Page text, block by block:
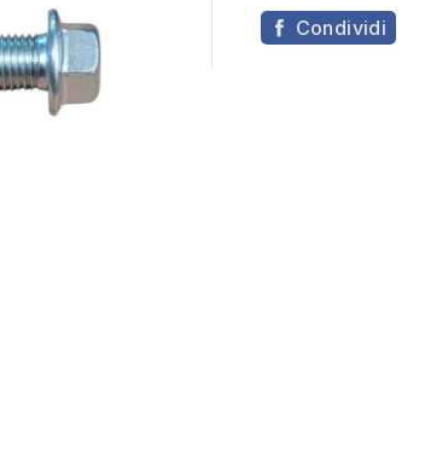
Condividi